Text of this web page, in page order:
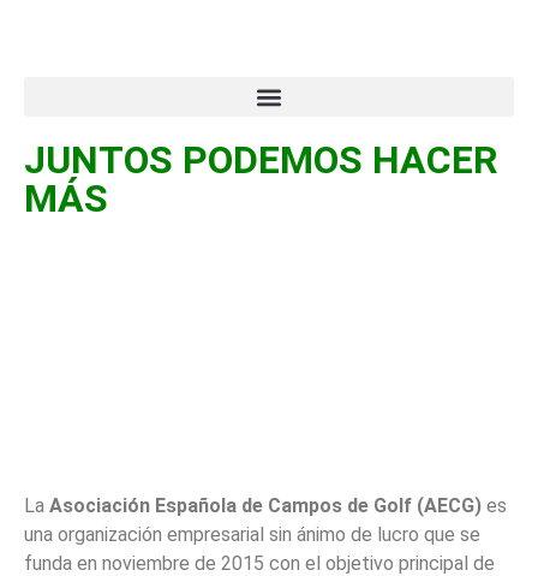
JUNTOS PODEMOS HACER
MÁS
La Asociación Española de Campos de Golf (AECG) es
una organización empresarial sin ánimo de lucro que se
funda en noviembre de 2015 con el objetivo principal de